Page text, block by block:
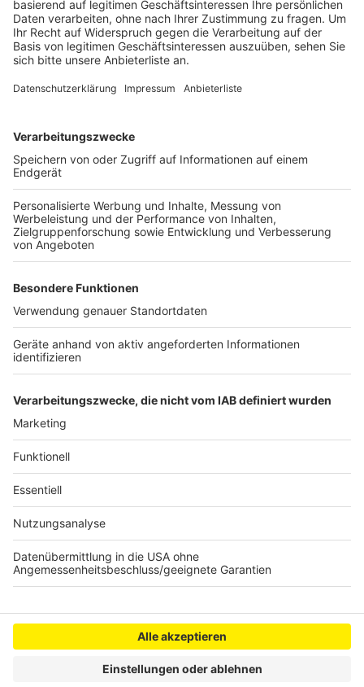
meisten Stimmen erhielten Geldpreise zwischen 1.000
und 5.000 Euro.
Die Kreissparkasse Köln hat den Nachhaltigkeitspreis
in diesem Jahr zum ersten Mal vergeben. Ziel des
würdigen.
Anzeige
Weitere Themen von Rhein und Erft
Mädchen nach schwerem Unfall in Hürth
gestorben
14-jähriger Kölner steht unter Terrorverdacht
U-Bahnhöfe in Köln sollen sicherer und sauberer
werden
Anzeige
Anzeige